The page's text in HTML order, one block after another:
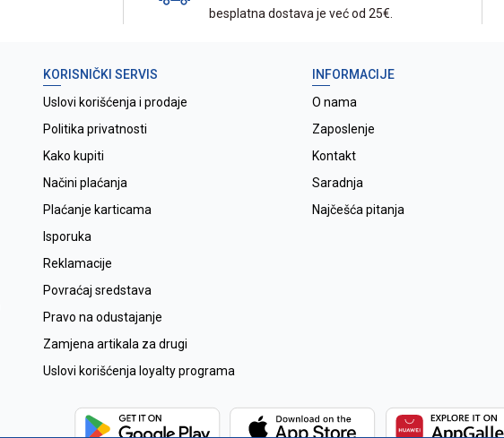
besplatna dostava je već od 25€.
KORISNIČKI SERVIS
Uslovi korišćenja i prodaje
Politika privatnosti
Kako kupiti
Načini plaćanja
Plaćanje karticama
Isporuka
Reklamacije
Povraćaj sredstava
Pravo na odustajanje
Zamjena artikala za drugi
Uslovi korišćenja loyalty programa
INFORMACIJE
O nama
Zaposlenje
Kontakt
Saradnja
Najčešća pitanja